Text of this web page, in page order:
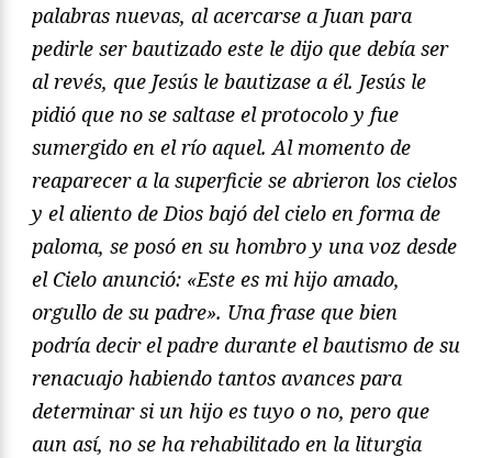
palabras nuevas, al acercarse a Juan para
pedirle ser bautizado este le dijo que debía ser
al revés, que Jesús le bautizase a él. Jesús le
pidió que no se saltase el protocolo y fue
sumergido en el río aquel. Al momento de
reaparecer a la superficie se abrieron los cielos
y el aliento de Dios bajó del cielo en forma de
paloma, se posó en su hombro y una voz desde
el Cielo anunció: «Este es mi hijo amado,
orgullo de su padre». Una frase que bien
podría decir el padre durante el bautismo de su
renacuajo habiendo tantos avances para
determinar si un hijo es tuyo o no, pero que
aun así, no se ha rehabilitado en la liturgia